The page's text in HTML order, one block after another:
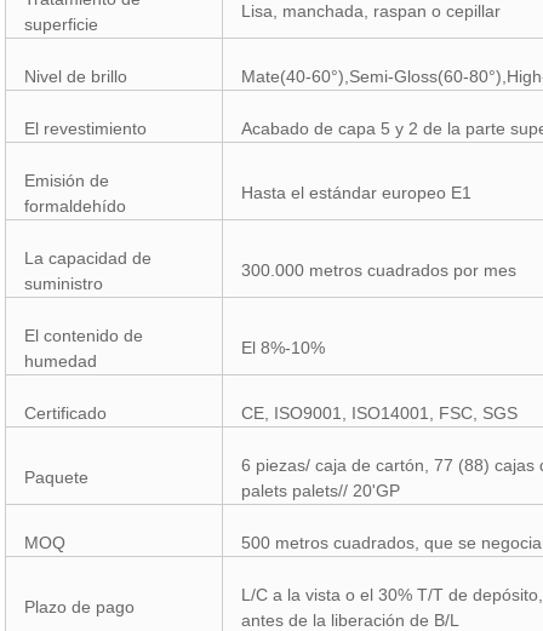
superficie
Lisa, manchada, raspan o cepillar
Nivel de brillo Mate(40-60°),Semi-Gloss(60-
El revestimiento Acabado de capa 5 y 2 de la parte
Emisión de
formaldehído
Hasta el estándar europeo E1
La capacidad de
suministro
300.000 metros cuadrados por mes
El contenido de
humedad
El 8%-10%
Certificado CE, ISO9001, ISO14001, FSC, SGS
Paquete
6 piezas/ caja de cartón, 77 (88) cajas
palets palets// 20'GP
MOQ 500 metros cuadrados, que se
Plazo de pago
L/C a la vista o el 30% T/T de
antes de la liberación de B/L